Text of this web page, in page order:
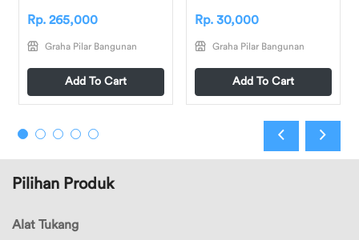
Rp. 265,000
Graha Pilar Bangunan
Add To Cart
Rp. 30,000
Graha Pilar Bangunan
Add To Cart
Pilihan Produk
Alat Tukang